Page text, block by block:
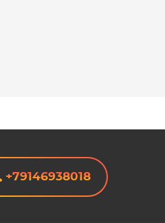
+79146938018